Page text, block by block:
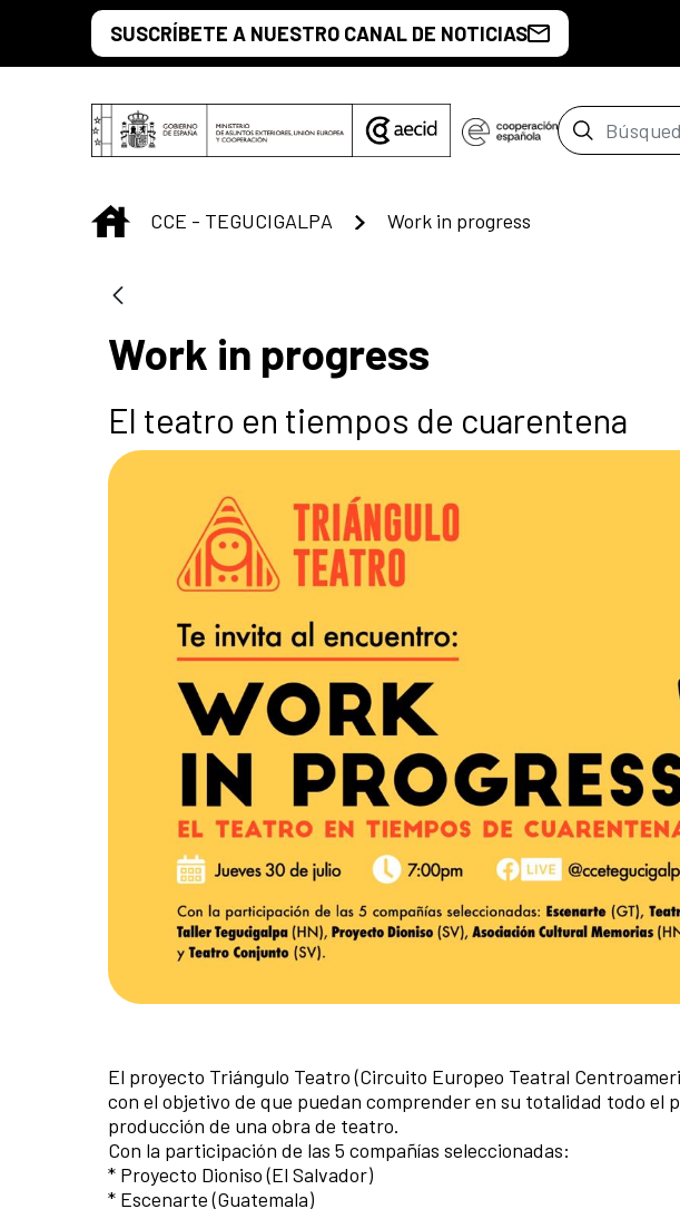
Saltar al contenido principal
SUSCRÍBETE A NUESTRO CANAL DE NOTICIAS
Barra de
INICIO
CCE - TEGUCIGALPA Work in progress
Work in progress
El teatro en tiempos de cuarentena
El proyecto Triángulo Teatro (Circuito Europeo Teatral
con el objetivo de que puedan comprender en su totalidad todo el
producción de una obra de teatro.
Con la participación de las 5 compañías seleccionadas:
* Proyecto Dioniso (El Salvador)
* Escenarte (Guatemala)